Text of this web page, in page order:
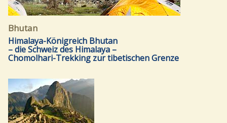
Bhutan
Himalaya-Königreich Bhutan
– die Schweiz des Himalaya –
Chomolhari-Trekking zur tibetischen Grenze